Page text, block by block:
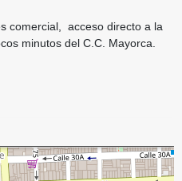
comercial, acceso directo a la
minutos del C.C. Mayorca.